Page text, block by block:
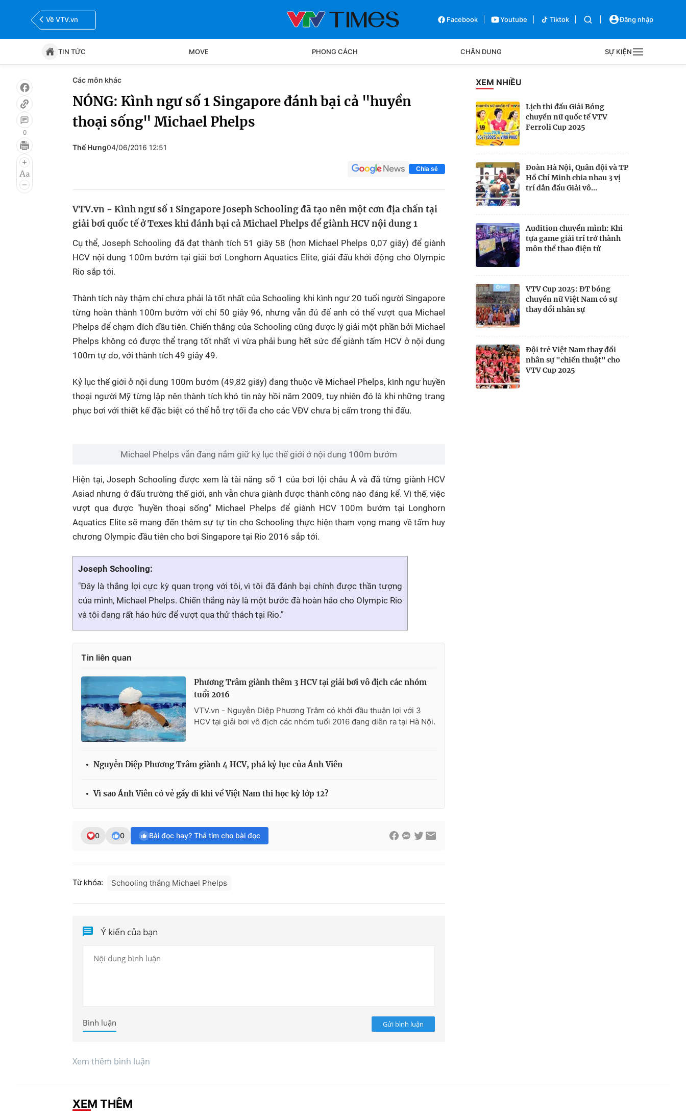
Về VTV.vn Facebook Youtube Tiktok Đăng nhập
TIN TỨC MOVE PHONG CÁCH CHÂN DUNG SỰ KIỆN
Tin tức
Bóng đá Thể thao Điện tử Bên lề
0
Các môn khác
NÓNG: Kình ngư số 1 Singapore đánh bại cả "huyền
thoại sống" Michael Phelps
Thế Hưng04/06/2016 12:51
Chia sẻ
VTV.vn - Kình ngư số 1 Singapore Joseph Schooling đã tạo nên một cơn địa chấn tại
giải bơi quốc tế ở Texes khi đánh bại cả Michael Phelps để giành HCV nội dung 1
Cụ thể, Joseph Schooling đã đạt thành tích 51 giây 58 (hơn Michael Phelps 0,07 giây) để giành
HCV nội dung 100m bướm tại giải bơi Longhorn Aquatics Elite, giải đấu khởi động cho Olympic
Rio sắp tới.
Thành tích này thậm chí chưa phải là tốt nhất của Schooling khi kình ngư 20 tuổi người Singapore
từng hoàn thành 100m bướm với chỉ 50 giây 96, nhưng vẫn đủ để anh có thể vượt qua Michael
Phelps để chạm đích đầu tiên. Chiến thắng của Schooling cũng được lý giải một phần bởi Michael
Phelps không có được thể trạng tốt nhất vì vừa phải bung hết sức để giành tấm HCV ở nội dung
100m tự do, với thành tích 49 giây 49.
Kỷ lục thế giới ở nội dung 100m bướm (49,82 giây) đang thuộc về Michael Phelps, kình ngư huyền
thoại người Mỹ từng lập nên thành tích khó tin này hồi năm 2009, tuy nhiên đó là khi những trang
phục bơi với thiết kế đặc biệt có thể hỗ trợ tối đa cho các VĐV chưa bị cấm trong thi đấu.
Michael Phelps vẫn đang nắm giữ kỷ lục thế giới ở nội dung 100m bướm
Hiện tại, Joseph Schooling được xem là tài năng số 1 của bơi lội châu Á và đã từng giành HCV
Asiad nhưng ở đấu trường thế giới, anh vẫn chưa giành được thành công nào đáng kể. Vì thế, việc
vượt qua được "huyền thoại sống" Michael Phelps để giành HCV 100m bướm tại Longhorn
Aquatics Elite sẽ mang đến thêm sự tự tin cho Schooling thực hiện tham vọng mang về tấm huy
chương Olympic đầu tiên cho bơi Singapore tại Rio 2016 sắp tới.
Joseph Schooling:
"Đây là thắng lợi cực kỳ quan trọng với tôi, vì tôi đã đánh bại chính được thần tượng
của mình, Michael Phelps. Chiến thắng này là một bước đà hoàn hảo cho Olympic Rio
và tôi đang rất háo hức để vượt qua thử thách tại Rio."
Tin liên quan
Phương Trâm giành thêm 3 HCV tại giải bơi vô địch các nhóm
tuổi 2016
VTV.vn - Nguyễn Diệp Phương Trâm có khởi đầu thuận lợi với 3
HCV tại giải bơi vô địch các nhóm tuổi 2016 đang diễn ra tại Hà Nội.
Nguyễn Diệp Phương Trâm giành 4 HCV, phá kỷ lục của Ánh Viên
Vì sao Ánh Viên có vẻ gầy đi khi về Việt Nam thi học kỳ lớp 12?
0 0 Bài đọc hay? Thả tim cho bài đọc
Từ khóa: Schooling thắng Michael Phelps
Ý kiến của bạn
Gửi bình luận
Bình luận
Xem thêm bình luận
XEM NHIỀU
Lịch thi đấu Giải Bóng
chuyền nữ quốc tế VTV
Ferroli Cup 2025
Đoàn Hà Nội, Quân đội và TP
Hồ Chí Minh chia nhau 3 vị
trí dẫn đầu Giải vô...
Audition chuyển mình: Khi
tựa game giải trí trở thành
môn thể thao điện tử
VTV Cup 2025: ĐT bóng
chuyền nữ Việt Nam có sự
thay đổi nhân sự
Đội trẻ Việt Nam thay đổi
nhân sự "chiến thuật" cho
VTV Cup 2025
XEM THÊM